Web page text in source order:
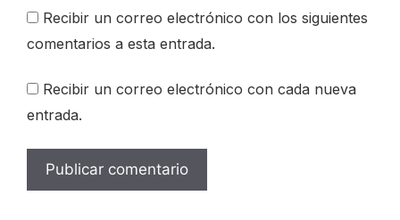
Recibir un correo electrónico con los siguientes
comentarios a esta entrada.
Recibir un correo electrónico con cada nueva
entrada.